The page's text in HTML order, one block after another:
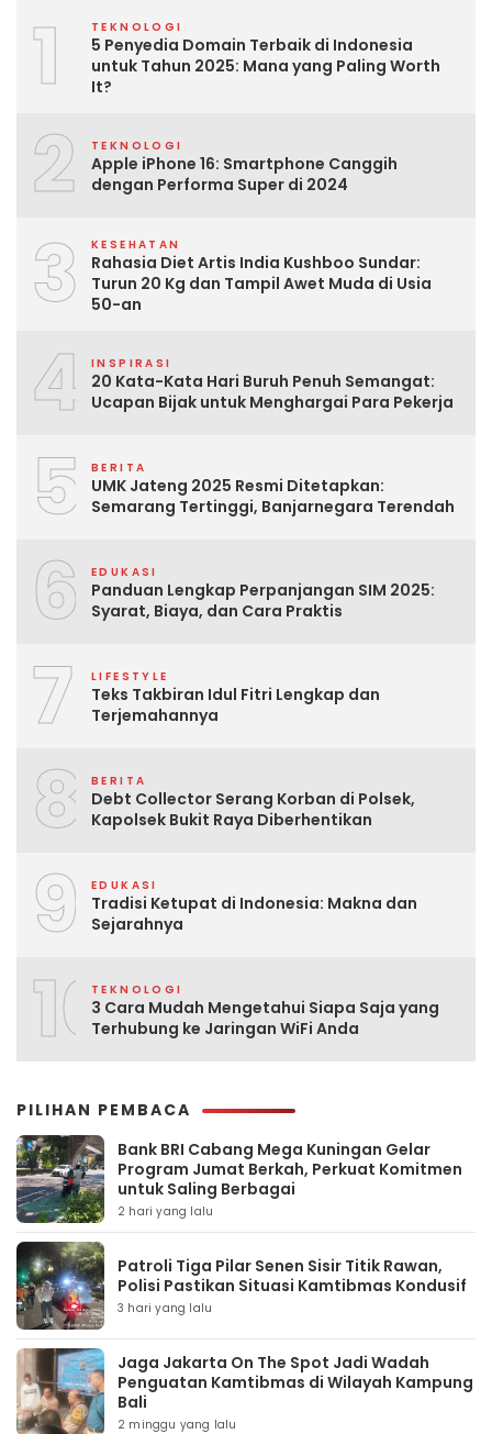
1 TEKNOLOGI
5 Penyedia Domain Terbaik di Indonesia
untuk Tahun 2025: Mana yang Paling Worth
It?
2 TEKNOLOGI
Apple iPhone 16: Smartphone Canggih
dengan Performa Super di 2024
3 KESEHATAN
Rahasia Diet Artis India Kushboo Sundar:
Turun 20 Kg dan Tampil Awet Muda di Usia
50-an
4 INSPIRASI
20 Kata-Kata Hari Buruh Penuh Semangat:
Ucapan Bijak untuk Menghargai Para Pekerja
5 BERITA
UMK Jateng 2025 Resmi Ditetapkan:
Semarang Tertinggi, Banjarnegara Terendah
6 EDUKASI
Panduan Lengkap Perpanjangan SIM 2025:
Syarat, Biaya, dan Cara Praktis
7 LIFESTYLE
Teks Takbiran Idul Fitri Lengkap dan
Terjemahannya
8 BERITA
Debt Collector Serang Korban di Polsek,
Kapolsek Bukit Raya Diberhentikan
9 EDUKASI
Tradisi Ketupat di Indonesia: Makna dan
Sejarahnya
10TEKNOLOGI
3 Cara Mudah Mengetahui Siapa Saja yang
Terhubung ke Jaringan WiFi Anda
PILIHAN PEMBACA
Bank BRI Cabang Mega Kuningan Gelar
Program Jumat Berkah, Perkuat Komitmen
untuk Saling Berbagai
2 hari yang lalu
Patroli Tiga Pilar Senen Sisir Titik Rawan,
Polisi Pastikan Situasi Kamtibmas Kondusif
3 hari yang lalu
Jaga Jakarta On The Spot Jadi Wadah
Penguatan Kamtibmas di Wilayah Kampung
Bali
2 minggu yang lalu